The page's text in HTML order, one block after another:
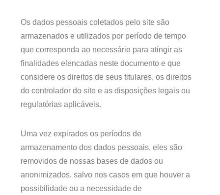
Os dados pessoais coletados pelo site são
armazenados e utilizados por período de tempo
que corresponda ao necessário para atingir as
finalidades elencadas neste documento e que
considere os direitos de seus titulares, os direitos
do controlador do site e as disposições legais ou
regulatórias aplicáveis.
Uma vez expirados os períodos de
armazenamento dos dados pessoais, eles são
removidos de nossas bases de dados ou
anonimizados, salvo nos casos em que houver a
possibilidade ou a necessidade de